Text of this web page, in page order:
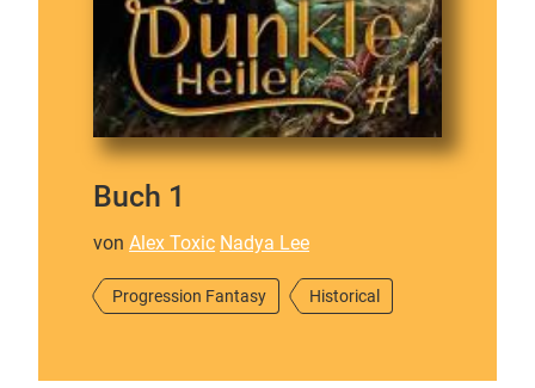
Buch 1
von Alex Toxic Nadya Lee
Progression Fantasy Historical